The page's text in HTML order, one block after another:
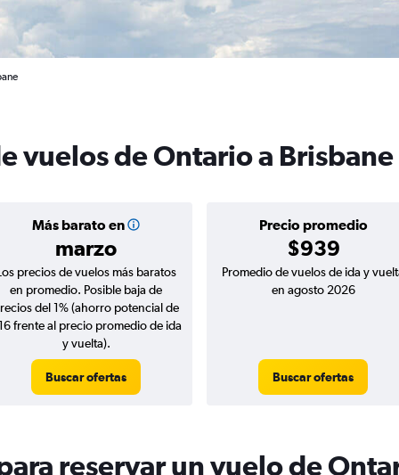
vuelos de Ontario a Brisbane
Más barato en
marzo
Precio promedio
$939
precios de vuelos más baratos
en promedio. Posible baja de
del 1% (ahorro potencial de
frente al precio promedio de ida
y vuelta).
Buscar ofertas
Promedio de vuelos de ida y
en agosto 2026
Buscar ofertas
reservar un vuelo de